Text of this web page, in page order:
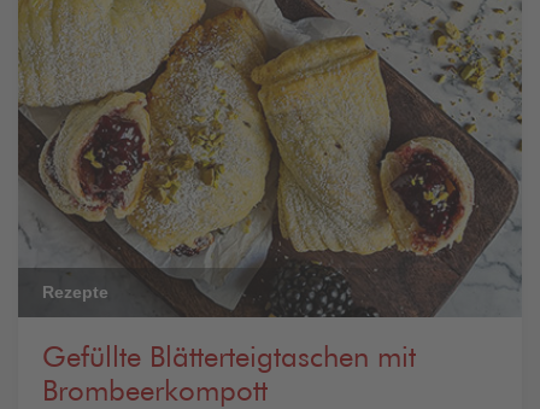
Rezepte
Gefüllte Blätterteigtaschen mit
Brombeerkompott